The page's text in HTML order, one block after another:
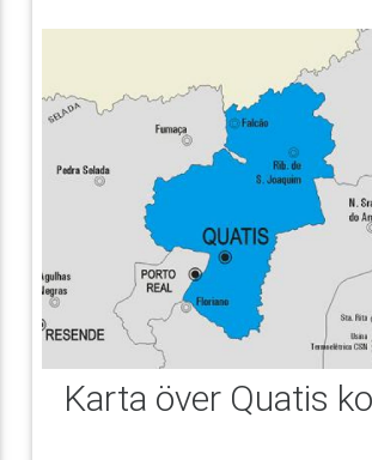
Karta över Quatis